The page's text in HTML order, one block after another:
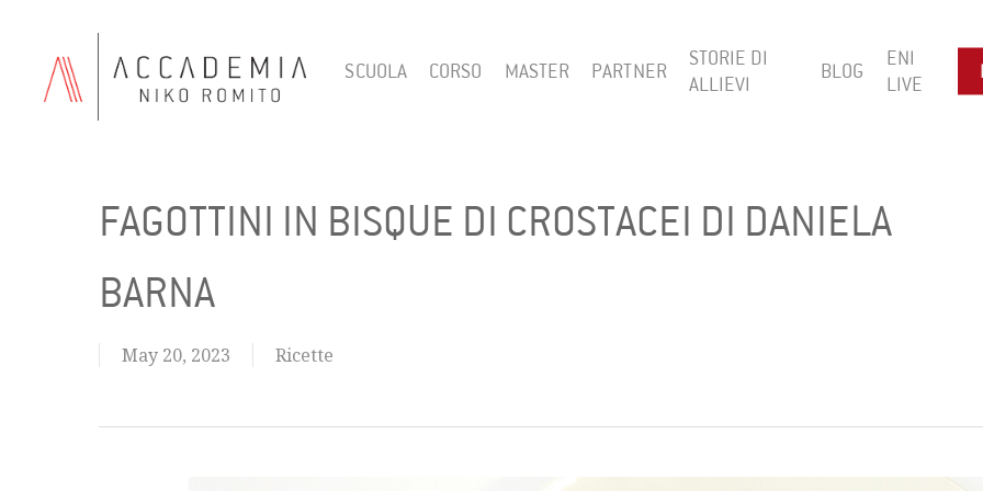
SCUOLA CORSO MASTER PARTNER
STORIE DI
ALLIEVI
BLOG
ENI
LIVE
FAGOTTINI IN BISQUE DI CROSTACEI DI DANIELA
BARNA
May 20, 2023 Ricette